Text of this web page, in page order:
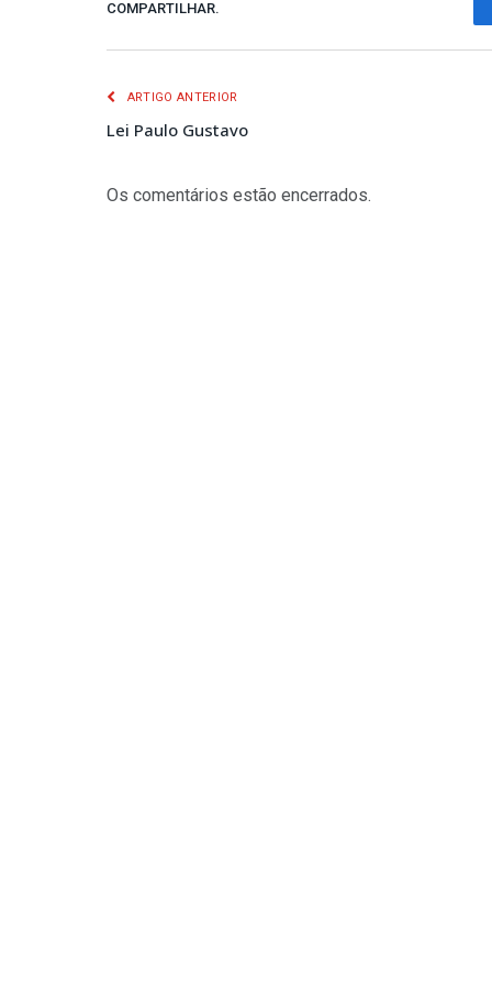
COMPARTILHAR.
ARTIGO ANTERIOR
Lei Paulo Gustavo
Os comentários estão encerrados.